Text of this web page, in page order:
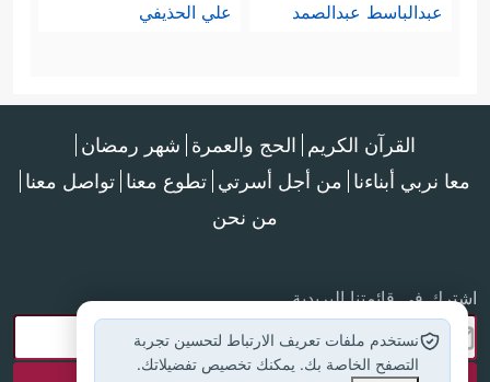
عبدالباسط عبدالصمد علي الحذيفي
القرآن الكريم الحج والعمرة شهر رمضان
معا نربي أبناءنا من أجل أسرتي تطوع معنا تواصل معنا
من نحن
اشترك في قائمتنا البريدية
نستخدم ملفات تعريف الارتباط لتحسين تجربة
التصفح الخاصة بك. يمكنك تخصيص تفضيلاتك.